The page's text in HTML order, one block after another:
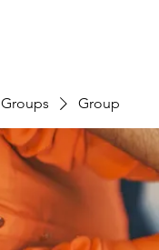
Groups Group